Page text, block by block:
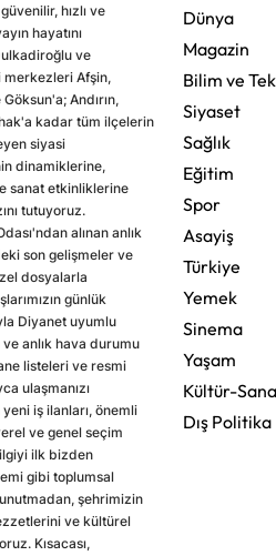
hızlı ve
hayatını
ve
merkezleri Afşin,
Andırın,
kadar tüm ilçelerin
siyasi
dinamiklerine,
sanat etkinliklerine
tutuyoruz.
alınan anlık
son gelişmeler ve
dosyalarla
günlük
Diyanet uyumlu
anlık hava durumu
listeleri ve resmi
ulaşmanızı
iş ilanları, önemli
ve genel seçim
ilk bizden
gibi toplumsal
şehrimizin
ve kültürel
Kısacası,
Dünya
Magazin
Bilim ve
Siyaset
Sağlık
Eğitim
Spor
Asayiş
Türkiye
Yemek
Sinema
Yaşam
Kültür-
Dış Politika